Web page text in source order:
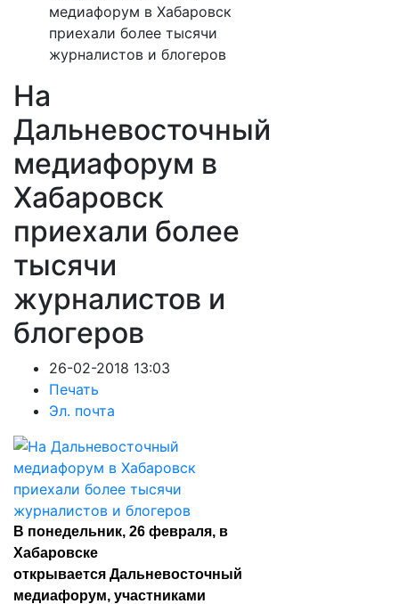
медиафорум в Хабаровск
приехали более тысячи
журналистов и блогеров
На
Дальневосточный
медиафорум в
Хабаровск
приехали более
тысячи
журналистов и
блогеров
26-02-2018 13:03
Печать
Эл. почта
В понедельник, 26 февраля, в
Хабаровске
открывается Дальневосточный
медиафорум, участниками